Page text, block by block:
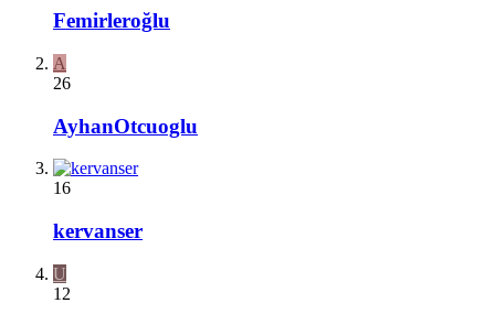
Femirleroğlu
A
26
AyhanOtcuoglu
16
kervanser
U
12